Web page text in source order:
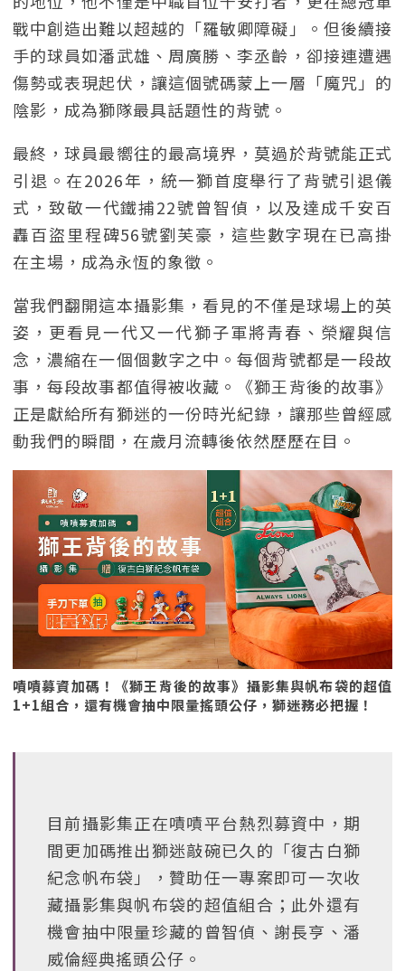
戰中創造出難以超越的「羅敏卿障礙」。但後續接
手的球員如潘武雄、周廣勝、李丞齡，卻接連遭遇
傷勢或表現起伏，讓這個號碼蒙上一層「魔咒」的
陰影，成為獅隊最具話題性的背號。
最終，球員最嚮往的最高境界，莫過於背號能正式
引退。在2026年，統一獅首度舉行了背號引退儀
式，致敬一代鐵捕22號曾智偵，以及達成千安百
轟百盜里程碑56號劉芙豪，這些數字現在已高掛
在主場，成為永恆的象徵。
當我們翻開這本攝影集，看見的不僅是球場上的英
姿，更看見一代又一代獅子軍將青春、榮耀與信
念，濃縮在一個個數字之中。每個背號都是一段故
事，每段故事都值得被收藏。《獅王背後的故事》
正是獻給所有獅迷的一份時光紀錄，讓那些曾經感
動我們的瞬間，在歲月流轉後依然歷歷在目。
嘖嘖募資加碼！《獅王背後的故事》攝影集與帆布袋的超值
1+1組合，還有機會抽中限量搖頭公仔，獅迷務必把握！
目前攝影集正在嘖嘖平台熱烈募資中，期
間更加碼推出獅迷敲碗已久的「復古白獅
紀念帆布袋」，贊助任一專案即可一次收
藏攝影集與帆布袋的超值組合；此外還有
機會抽中限量珍藏的曾智偵、謝長亨、潘
威倫經典搖頭公仔。